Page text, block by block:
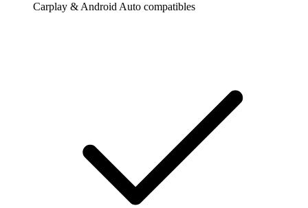
Carplay & Android Auto compatibles